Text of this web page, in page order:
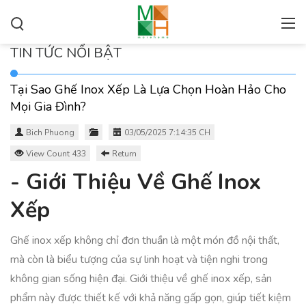
TIN TỨC NỔI BẬT
Tại Sao Ghế Inox Xếp Là Lựa Chọn Hoàn Hảo Cho
Mọi Gia Đình?
Bich Phuong
03/05/2025 7:14:35 CH
View Count 433
Return
- Giới Thiệu Về Ghế Inox
Xếp
Ghế inox xếp không chỉ đơn thuần là một món đồ nội thất,
mà còn là biểu tượng của sự linh hoạt và tiện nghi trong
không gian sống hiện đại. Giới thiệu về ghế inox xếp, sản
phẩm này được thiết kế với khả năng gấp gọn, giúp tiết kiệm